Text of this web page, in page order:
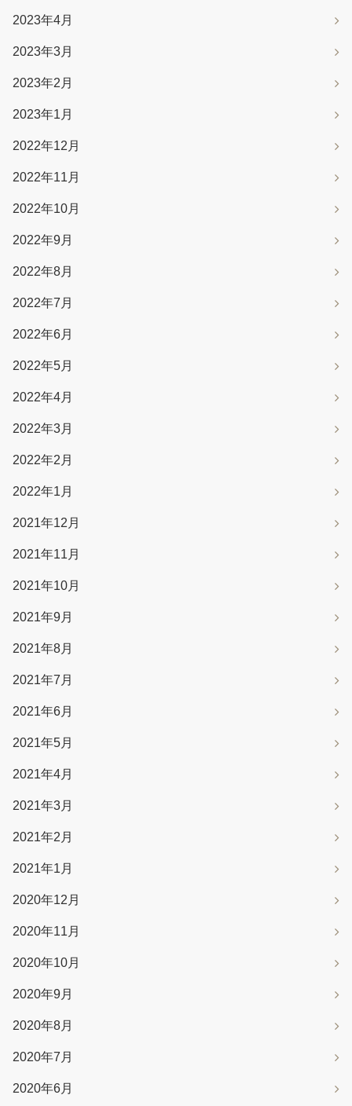
2023年4月
2023年3月
2023年2月
2023年1月
2022年12月
2022年11月
2022年10月
2022年9月
2022年8月
2022年7月
2022年6月
2022年5月
2022年4月
2022年3月
2022年2月
2022年1月
2021年12月
2021年11月
2021年10月
2021年9月
2021年8月
2021年7月
2021年6月
2021年5月
2021年4月
2021年3月
2021年2月
2021年1月
2020年12月
2020年11月
2020年10月
2020年9月
2020年8月
2020年7月
2020年6月